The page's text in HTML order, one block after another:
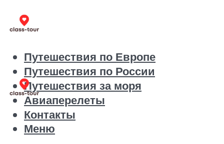
Путешествия по Европе
Путешествия по России
Путешествия за моря
Авиаперелеты
Контакты
Меню